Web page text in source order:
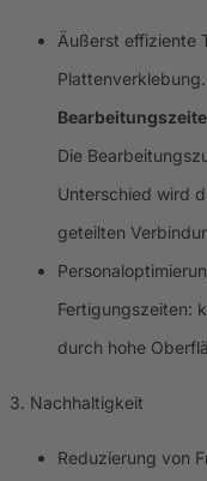
Äußerst effiziente
Plattenverklebung.
Die
Unterschied wird
geteilten
Fertigungszeiten:
durch hohe
3. Nachhaltigkeit
Reduzierung von